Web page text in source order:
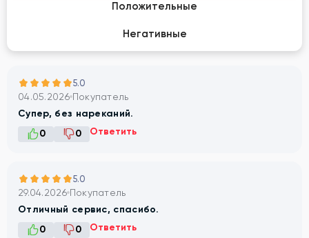
Положительные
Негативные
5.0
04.05.2026 Покупатель
Супер, без нареканий.
0
0 Ответить
5.0
29.04.2026 Покупатель
Отличный сервис, спасибо.
0
0 Ответить